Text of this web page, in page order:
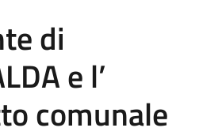
di
e l’
comunale